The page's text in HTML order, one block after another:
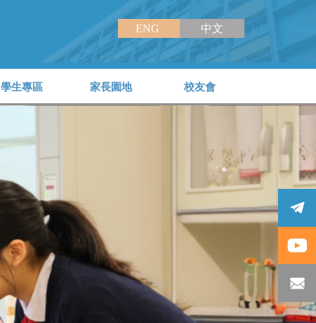
ENG 中文
學生專區 家長園地 校友會